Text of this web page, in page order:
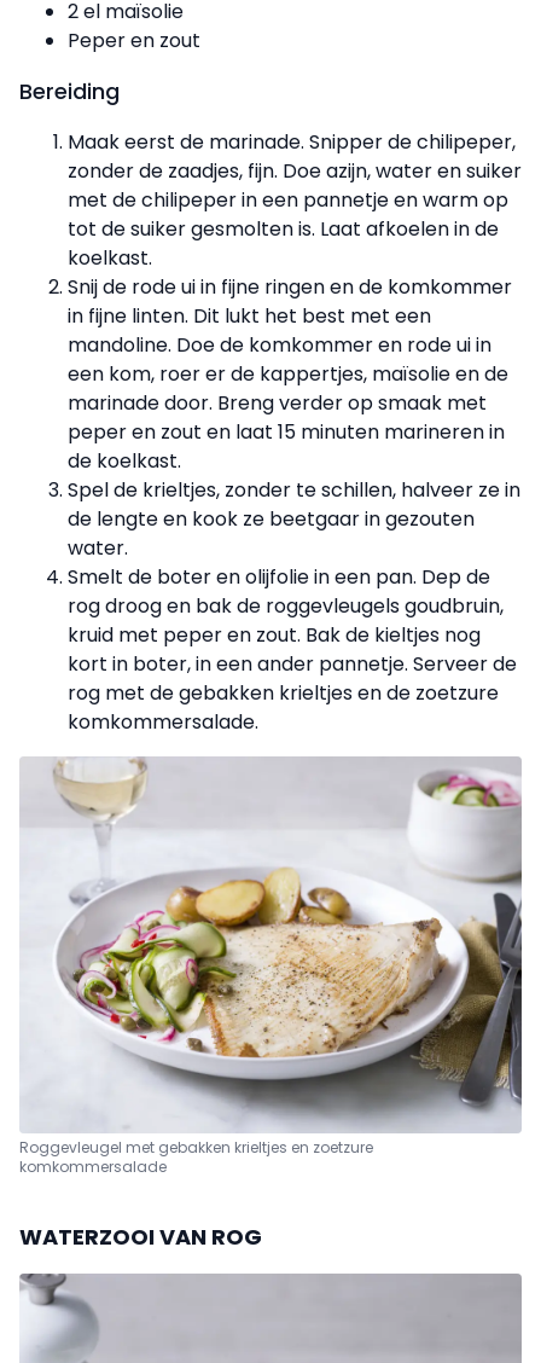
2 el maïsolie
Peper en zout
Bereiding
Maak eerst de marinade. Snipper de chilipeper,
zonder de zaadjes, fijn. Doe azijn, water en suiker
met de chilipeper in een pannetje en warm op
tot de suiker gesmolten is. Laat afkoelen in de
koelkast.
Snij de rode ui in fijne ringen en de komkommer
in fijne linten. Dit lukt het best met een
mandoline. Doe de komkommer en rode ui in
een kom, roer er de kappertjes, maïsolie en de
marinade door. Breng verder op smaak met
peper en zout en laat 15 minuten marineren in
de koelkast.
Spel de krieltjes, zonder te schillen, halveer ze in
de lengte en kook ze beetgaar in gezouten
water.
Smelt de boter en olijfolie in een pan. Dep de
rog droog en bak de roggevleugels goudbruin,
kruid met peper en zout. Bak de kieltjes nog
kort in boter, in een ander pannetje. Serveer de
rog met de gebakken krieltjes en de zoetzure
komkommersalade.
Roggevleugel met gebakken krieltjes en zoetzure
komkommersalade
WATERZOOI VAN ROG